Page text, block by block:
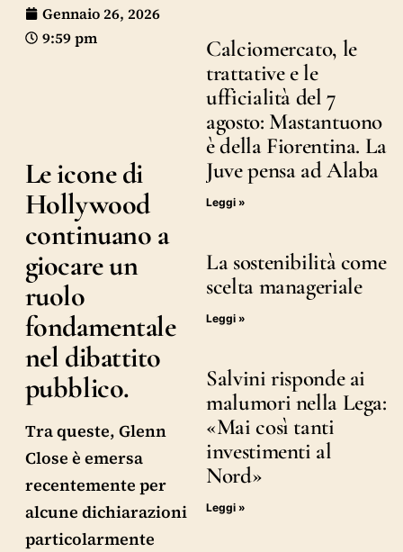
Gennaio 26, 2026
9:59 pm
Le icone di
Hollywood
continuano a
giocare un
ruolo
fondamentale
nel dibattito
pubblico.
Tra queste, Glenn
Close è emersa
recentemente per
alcune dichiarazioni
particolarmente
Calciomercato, le
trattative e le
ufficialità del 7
agosto: Mastantuono
è della Fiorentina. La
Juve pensa ad Alaba
Leggi »
La sostenibilità come
scelta manageriale
Leggi »
Salvini risponde ai
malumori nella Lega:
«Mai così tanti
investimenti al
Nord»
Leggi »